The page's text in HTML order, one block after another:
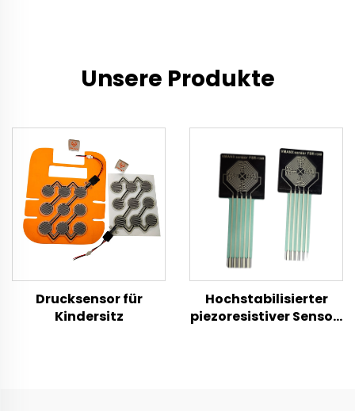
Unsere Produkte
Drucksensor für
Kindersitz
Hochstabilisierter
piezoresistiver Sensor,